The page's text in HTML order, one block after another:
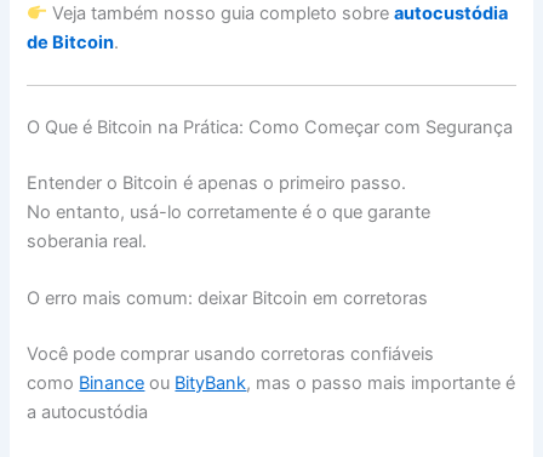
Veja também nosso guia completo sobreautocustódia
de Bitcoin.
O Que é Bitcoin na Prática: Como Começar com Segurança
Entender o Bitcoin é apenas o primeiro passo.
No entanto, usá-lo corretamente é o que garante
soberania real.
O erro mais comum: deixar Bitcoin em corretoras
Você pode comprar usando corretoras confiáveis
como Binance ou BityBank, mas o passo mais importante é
a autocustódia